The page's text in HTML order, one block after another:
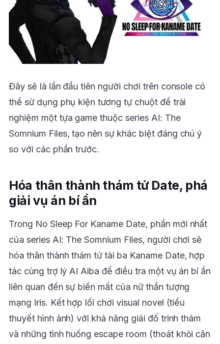
Đây sẽ là lần đầu tiên người chơi trên console có
thể sử dụng phụ kiện tương tự chuột để trải
nghiệm một tựa game thuộc series AI: The
Somnium Files, tạo nên sự khác biệt đáng chú ý
so với các phần trước.
Hóa thân thành thám tử Date, phá
giải vụ án bí ẩn
Trong No Sleep For Kaname Date, phần mới nhất
của series AI: The Somnium Files, người chơi sẽ
hóa thân thành thám tử tài ba Kaname Date, hợp
tác cùng trợ lý AI Aiba để điều tra một vụ án bí ẩn
liên quan đến sự biến mất của nữ thần tượng
mạng Iris. Kết hợp lối chơi visual novel (tiểu
thuyết hình ảnh) với khả năng giải đố trinh thám
và những tình huống escape room (thoát khỏi căn